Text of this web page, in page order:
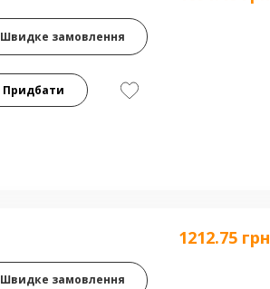
Швидке замовлення
Придбати
1212.75 грн
Швидке замовлення